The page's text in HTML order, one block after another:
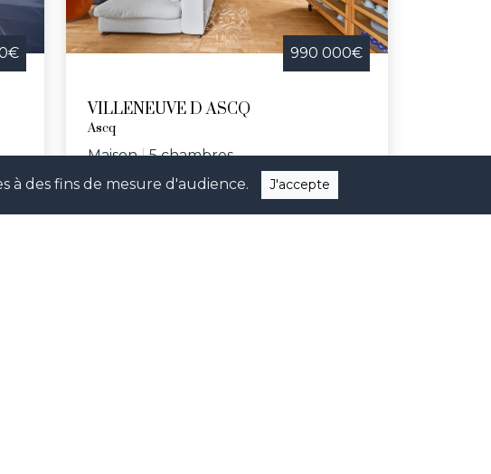
à des fins de mesure d'audience. J'accepte
990 000€
VILLENEUVE D ASCQ
Ascq
Maison|5 chambres